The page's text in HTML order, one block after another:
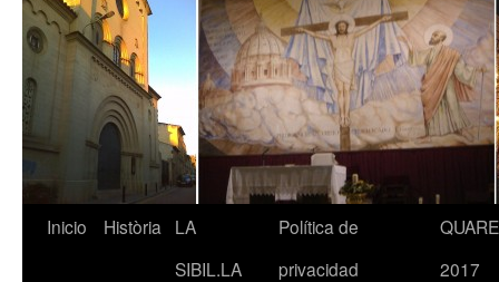
Inicio Història
LA
SIBIL.LA
Política de
privacidad
2017